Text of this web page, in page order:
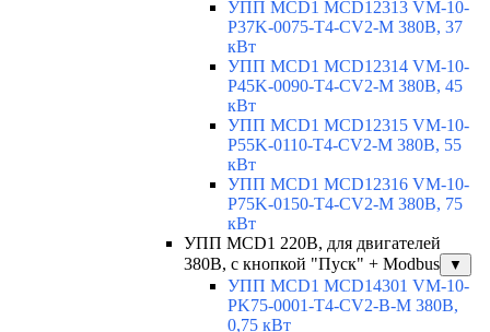
УПП MCD1 MCD12313 VM-10-
P37K-0075-T4-CV2-M 380В, 37
кВт
УПП MCD1 MCD12314 VM-10-
P45K-0090-T4-CV2-M 380В, 45
кВт
УПП MCD1 MCD12315 VM-10-
P55K-0110-T4-CV2-M 380В, 55
кВт
УПП MCD1 MCD12316 VM-10-
P75K-0150-T4-CV2-M 380В, 75
кВт
УПП MCD1 220В, для двигателей
380В, с кнопкой "Пуск" + Modbus
▼
УПП MCD1 MCD14301 VM-10-
PK75-0001-T4-CV2-B-M 380В,
0,75 кВт